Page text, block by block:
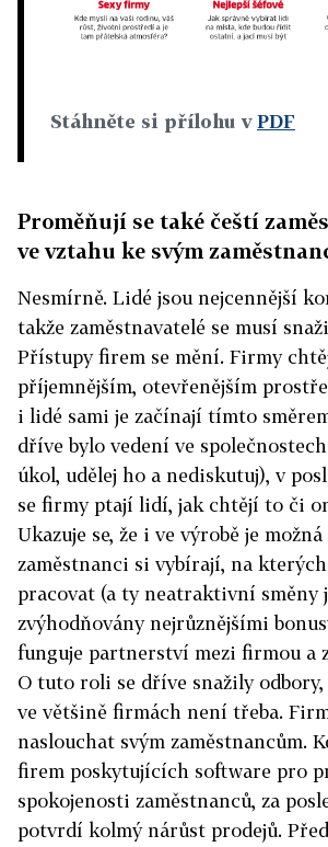
Stáhněte si přílohu vPDF
Proměňují se také čeští
ve vztahu ke svým
Nesmírně. Lidé jsou nejcennější
takže zaměstnavatelé se musí
Přístupy firem se mění. Firmy
příjemnějším, otevřenějším
i lidé sami je začínají tímto
dříve bylo vedení ve
úkol, udělej ho a nediskutuj), v
se firmy ptají lidí, jak chtějí to či
Ukazuje se, že i ve výrobě je
zaměstnanci si vybírají, na
pracovat (a ty neatraktivní směny
zvýhodňovány nejrůznějšími
funguje partnerství mezi firmou a
O tuto roli se dříve snažily odbory,
ve většině firmách není třeba.
naslouchat svým zaměstnancům.
firem poskytujících software pro
spokojenosti zaměstnanců, za
potvrdí kolmý nárůst prodejů.